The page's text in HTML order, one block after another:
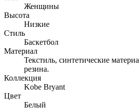
Женщины
Высота
Низкие
Стиль
Баскетбол
Материал
Текстиль, синтетические
резина.
Коллекция
Kobe Bryant
Цвет
Белый